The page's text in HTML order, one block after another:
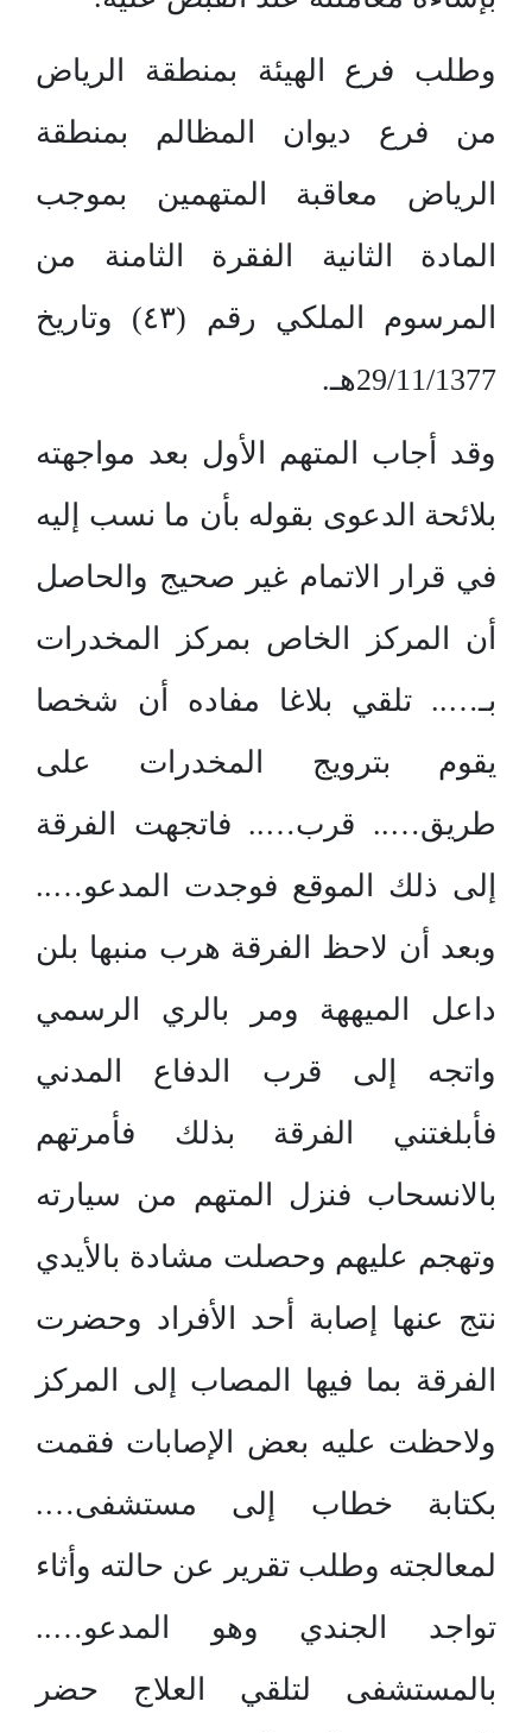
وطلب فرع الهيئة بمنطقة الرياض
من فرع ديوان المظالم بمنطقة
الرياض معاقبة المتهمين بموجب
المادة الثانية الفقرة الثامنة من
المرسوم الملكي رقم (٤٣) وتاريخ
29/11/1377هـ.
وقد أجاب المتهم الأول بعد مواجهته
بلائحة الدعوى بقوله بأن ما نسب إليه
في قرار الاتمام غير صحيج والحاصل
أن المركز الخاص بمركز المخدرات
بـ….. تلقي بلاغا مفاده أن شخصا
يقوم بترويج المخدرات على
طريق….. قرب….. فاتجهت الفرقة
إلى ذلك الموقع فوجدت المدعو…..
وبعد أن لاحظ الفرقة هرب منبها بلن
داعل الميههة ومر بالري الرسمي
واتجه إلى قرب الدفاع المدني
فأبلغتني الفرقة بذلك فأمرتهم
بالانسحاب فنزل المتهم من سيارته
وتهجم عليهم وحصلت مشادة بالأيدي
نتج عنها إصابة أحد الأفراد وحضرت
الفرقة بما فيها المصاب إلى المركز
ولاحظت عليه بعض الإصابات فقمت
بكتابة خطاب إلى مستشفى….
لمعالجته وطلب تقرير عن حالته وأثاء
تواجد الجندي وهو المدعو…..
بالمستشفى لتلقي العلاج حضر